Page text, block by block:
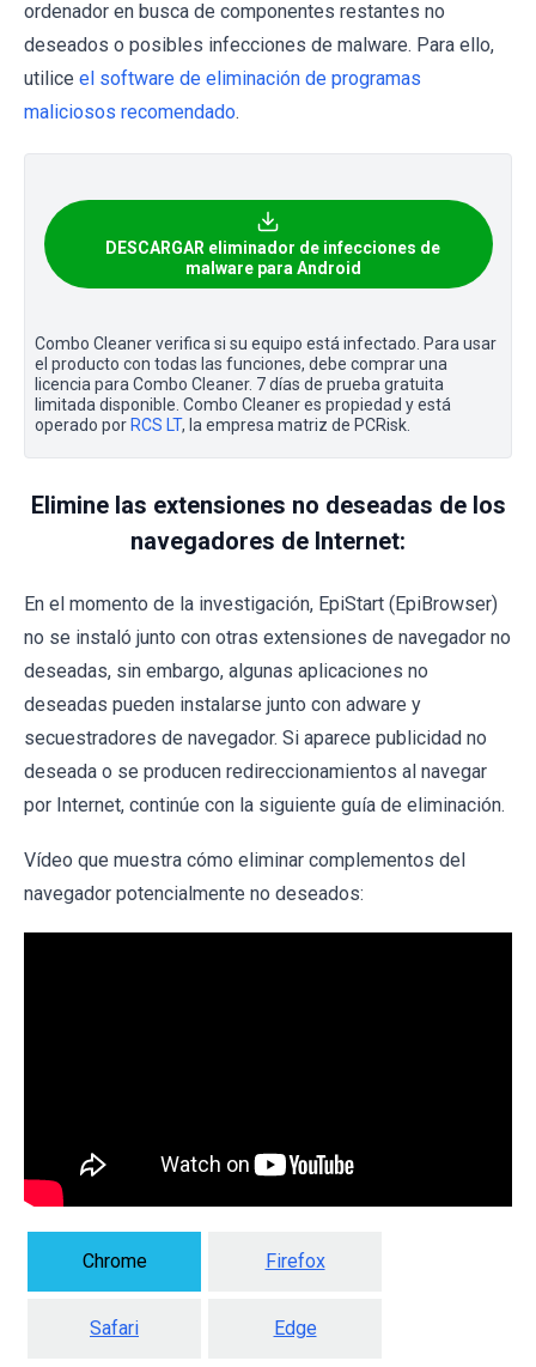
ordenador en busca de componentes restantes no
deseados o posibles infecciones de malware. Para ello,
utilice el software de eliminación de programas
maliciosos recomendado.
DESCARGAR eliminador de infecciones de
malware para Android
Combo Cleaner verifica si su equipo está infectado. Para usar
el producto con todas las funciones, debe comprar una
licencia para Combo Cleaner. 7 días de prueba gratuita
limitada disponible. Combo Cleaner es propiedad y está
operado por RCS LT, la empresa matriz de PCRisk.
Elimine las extensiones no deseadas de los
navegadores de Internet:
En el momento de la investigación, EpiStart (EpiBrowser)
no se instaló junto con otras extensiones de navegador no
deseadas, sin embargo, algunas aplicaciones no
deseadas pueden instalarse junto con adware y
secuestradores de navegador. Si aparece publicidad no
deseada o se producen redireccionamientos al navegar
por Internet, continúe con la siguiente guía de eliminación.
Vídeo que muestra cómo eliminar complementos del
navegador potencialmente no deseados:
Chrome Firefox
Safari Edge